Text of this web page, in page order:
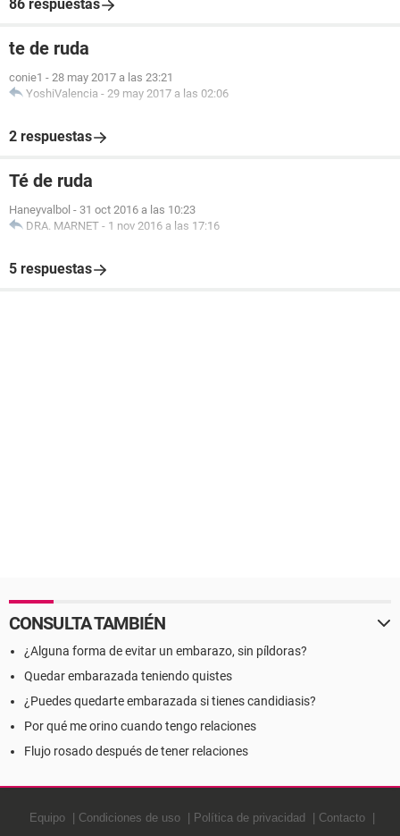
86 respuestas
te de ruda
conie1 - 28 may 2017 a las 23:21
YoshiValencia - 29 may 2017 a las 02:06
2 respuestas
Té de ruda
Haneyvalbol - 31 oct 2016 a las 10:23
DRA. MARNET - 1 nov 2016 a las 17:16
5 respuestas
CONSULTA TAMBIÉN
¿Alguna forma de evitar un embarazo, sin píldoras?
Quedar embarazada teniendo quistes
¿Puedes quedarte embarazada si tienes candidiasis?
Por qué me orino cuando tengo relaciones
Flujo rosado después de tener relaciones
Equipo Condiciones de uso Política de privacidad
Contacto